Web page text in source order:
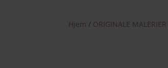
Hjem / ORIGINALE MALERIER